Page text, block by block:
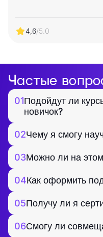
4,6/5.0
Частые
01Подойдут ли
новичок?
02Чему я смогу
03Можно ли на
04Как оформить
05Получу ли я
06Смогу ли